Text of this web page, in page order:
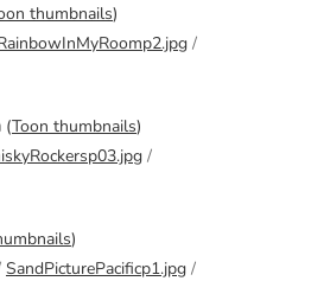
thumbnails)
/
(Toon thumbnails)
/
)
SandPicturePacificp1.jpg /